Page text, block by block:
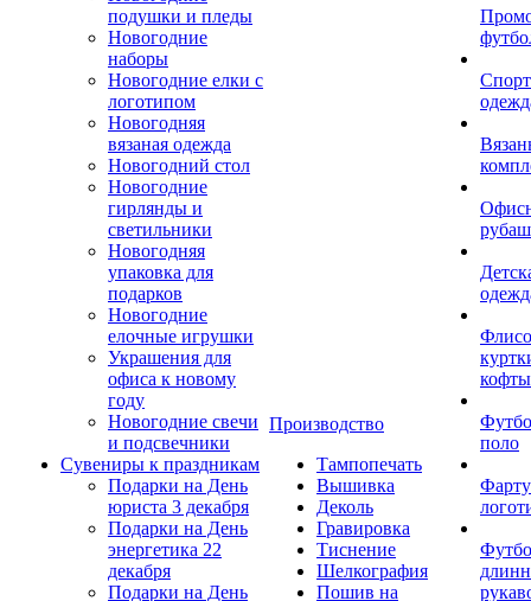
подушки и пледы
Новогодние
наборы
Новогодние елки с
логотипом
Новогодняя
вязаная одежда
Новогодний стол
Новогодние
гирлянды и
светильники
Новогодняя
упаковка для
подарков
Новогодние
елочные игрушки
Украшения для
офиса к новому
году
Новогодние свечи
и подсвечники
Сувениры к праздникам
Подарки на День
юриста 3 декабря
Подарки на День
энергетика 22
декабря
Подарки на День
Производство
Тампопечать
Вышивка
Деколь
Гравировка
Тиснение
Шелкография
Пошив на
кофты
поло